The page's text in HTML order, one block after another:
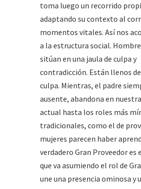
toma luego un recorrido
adaptando su contexto al
momentos vitales. Así nos
a la estructura social.
sitúan en una jaula de culpa y
contradicción. Están llenos
culpa. Mientras, el padre
ausente, abandona en
actual hasta los roles más
tradicionales, como el de
mujeres parecen haber
verdadero Gran Proveedor es
que va asumiendo el rol de
une una presencia ominosa y